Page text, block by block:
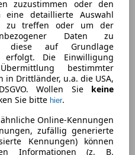
zuzustimmen oder den
detaillierte Auswahl
zu treffen oder um der
Daten zu
diese auf Grundlage
erfolgt. Die Einwilligung
bestimmter
in Drittländer, u.a. die USA,
Wollen Sie keine
Sie bitte hier.
Online-Kennungen
zufällig generierte
Kennungen) können
Informationen (z. B.